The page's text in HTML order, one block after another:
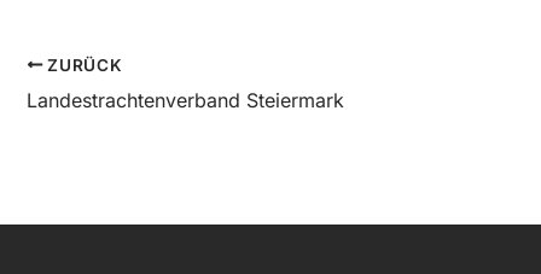
ZURÜCK
Landestrachtenverband Steiermark